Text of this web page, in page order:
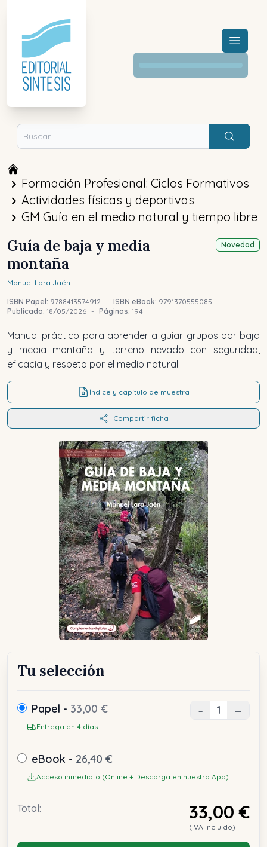
Menú
Buscar
Formación Profesional: Ciclos Formativos
Actividades físicas y deportivas
GM Guía en el medio natural y tiempo libre
Novedad
Guía de baja y media
montaña
Manuel Lara Jaén
ISBN Papel: 9788413574912 - ISBN eBook: 9791370555085
-
Publicado: 18/05/2026 - Páginas: 194
Manual práctico para aprender a guiar grupos por baja
y media montaña y terreno nevado con seguridad,
eficacia y respeto por el medio natural
Índice y capítulo de muestra
Compartir ficha
Tu selección
Papel - 33,00 €
Entrega en 4 días
- +
eBook - 26,40 €
Acceso inmediato (Online + Descarga en nuestra App)
Total: 33,00 €
(IVA Incluido)